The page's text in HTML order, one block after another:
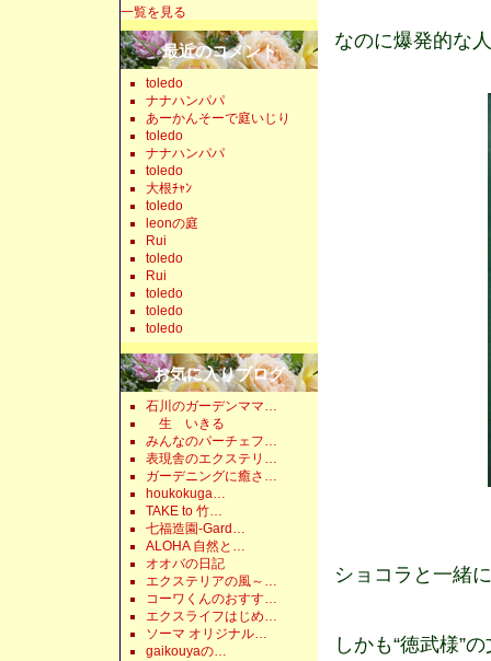
なのに爆発的な
ショコラと一緒
しかも“徳武様”
一覧を見る
最近のコメント
toledo
ナナハンパパ
あーかんそーで庭いじり
toledo
ナナハンパパ
toledo
大根ﾁｬﾝ
toledo
leonの庭
Rui
toledo
Rui
toledo
toledo
toledo
お気に入りブログ
石川のガーデンママ…
生 いきる
みんなのパーチェフ…
表現舎のエクステリ…
ガーデニングに癒さ…
houkokuga…
TAKE to 竹…
七福造園-Gard…
ALOHA 自然と…
オオバの日記
エクステリアの風～…
コーワくんのおすす…
エクスライフはじめ…
ソーマ オリジナル…
gaikouyaの…